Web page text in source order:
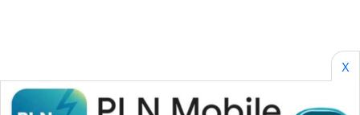
X